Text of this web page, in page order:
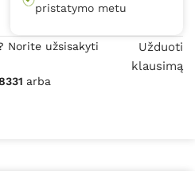
pristatymo metu
Norite užsisakyti
arba
Užduoti
klausimą